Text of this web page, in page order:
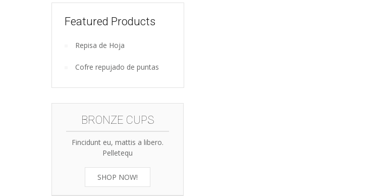
Wooden
kitchen
tools
Featured Products
Repisa de Hoja
Cofre repujado de puntas
BRONZE CUPS
Fincidunt eu, mattis a libero.
Pelletequ
SHOP NOW!